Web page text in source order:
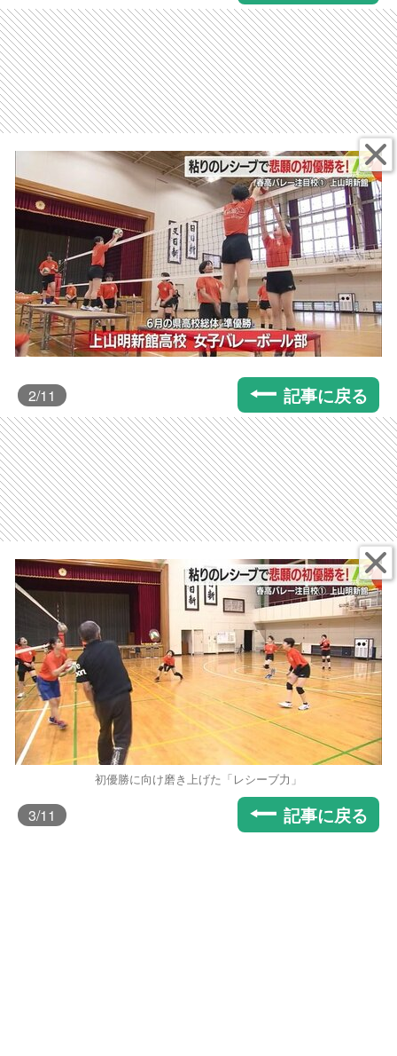
2/11 記事に戻る
初優勝に向け磨き上げた「レシーブ力」
3/11 記事に戻る